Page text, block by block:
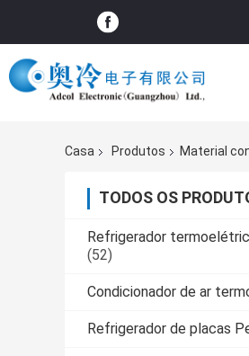
Casa Produtos Material
TODOS OS
Refrigerador
(52)
Condicionador de ar
Refrigerador de placas